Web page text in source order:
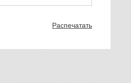
Распечатать